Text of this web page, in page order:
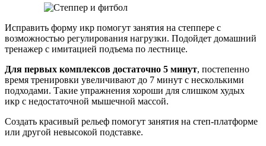
Исправить форму икр помогут занятия на степпере с
возможностью регулирования нагрузки. Подойдет домашний
тренажер с имитацией подъема по лестнице.
Для первых комплексов достаточно 5 минут, постепенно
время тренировки увеличивают до 7 минут с несколькими
подходами. Такие упражнения хороши для слишком худых
икр с недостаточной мышечной массой.
Создать красивый рельеф помогут занятия на степ-платформе
или другой невысокой подставке.